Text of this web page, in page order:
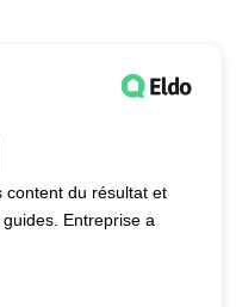
content du résultat et
Entreprise a